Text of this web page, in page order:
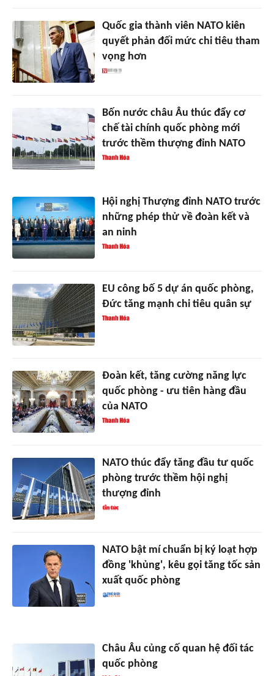
Quốc gia thành viên NATO kiên
quyết phản đối mức chi tiêu tham
vọng hơn
Bốn nước châu Âu thúc đẩy cơ
chế tài chính quốc phòng mới
trước thềm thượng đỉnh NATO
Hội nghị Thượng đỉnh NATO trước
những phép thử về đoàn kết và
an ninh
EU công bố 5 dự án quốc phòng,
Đức tăng mạnh chi tiêu quân sự
Đoàn kết, tăng cường năng lực
quốc phòng - ưu tiên hàng đầu
của NATO
NATO thúc đẩy tăng đầu tư quốc
phòng trước thềm hội nghị
thượng đỉnh
NATO bật mí chuẩn bị ký loạt hợp
đồng 'khủng', kêu gọi tăng tốc sản
xuất quốc phòng
Châu Âu củng cố quan hệ đối tác
quốc phòng